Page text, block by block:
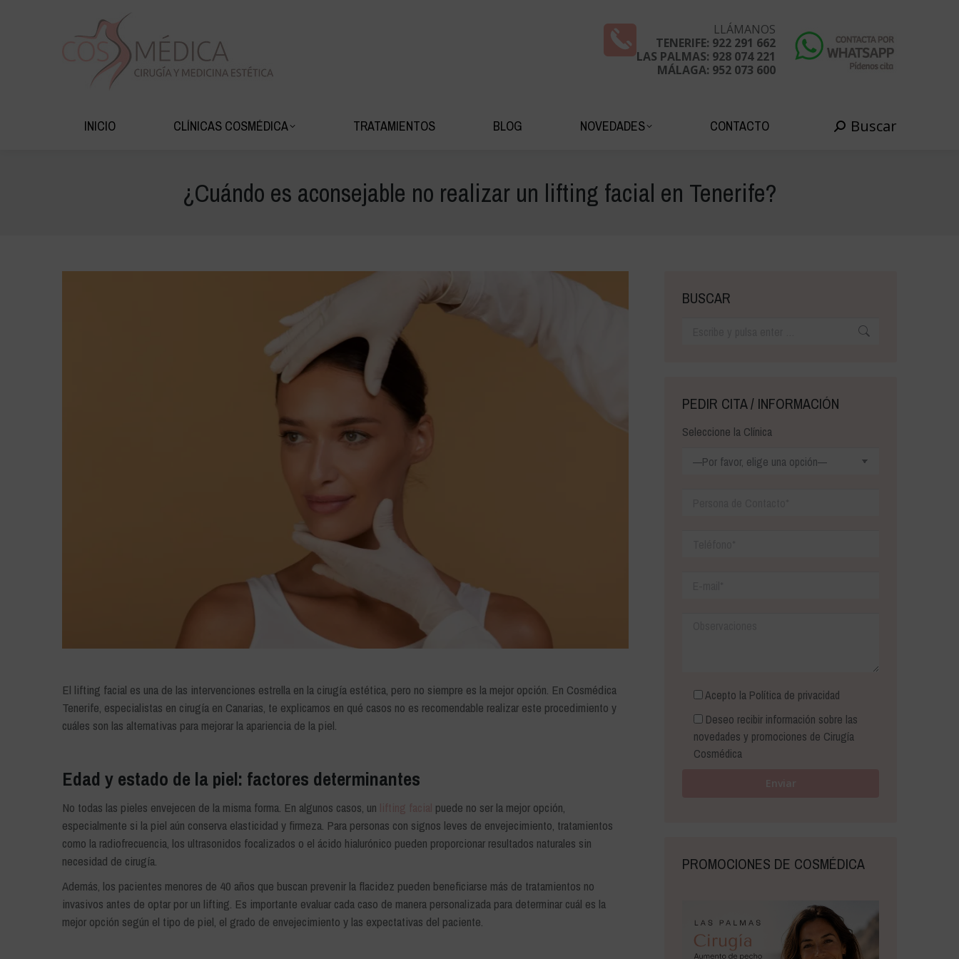
LLÁMANOS
TENERIFE: 922 291 662
LAS PALMAS: 928 074 221
MÁLAGA: 952 073 600
INICIO CLÍNICAS COSMÉDICA TRATAMIENTOS BLOG NOVEDADES CONTACTO Buscar:Buscar
¿Cuándo es aconsejable no realizar un lifting facial en Tenerife?
El lifting facial es una de las intervenciones estrella en la cirugía estética, pero no siempre es la mejor opción. En Cosmédica
Tenerife, especialistas en cirugía en Canarias, te explicamos en qué casos no es recomendable realizar este procedimiento y
cuáles son las alternativas para mejorar la apariencia de la piel.
Edad y estado de la piel: factores determinantes
No todas las pieles envejecen de la misma forma. En algunos casos, un
puede no ser la mejor opción,
especialmente si la piel aún conserva elasticidad y firmeza. Para personas con signos leves de envejecimiento, tratamientos
como la radiofrecuencia, los ultrasonidos focalizados o el ácido hialurónico pueden proporcionar resultados naturales sin
necesidad de cirugía.
Además, los pacientes menores de 40 años que buscan prevenir la flacidez pueden beneficiarse más de tratamientos no
invasivos antes de optar por un lifting. Es importante evaluar cada caso de manera personalizada para determinar cuál es la
mejor opción según el tipo de piel, el grado de envejecimiento y las expectativas del paciente.
BUSCAR
PEDIR CITA / INFORMACIÓN
Seleccione la Clínica
Acepto la Política de privacidad
Deseo recibir información sobre las
novedades y promociones de Cirugía
Cosmédica
PROMOCIONES DE COSMÉDICA
NOVEDADES CONTACTO